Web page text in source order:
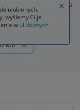
Kurtki
dżinsowe damskie
km
ulubionych.
wyślemy Ci je
w ulubionych